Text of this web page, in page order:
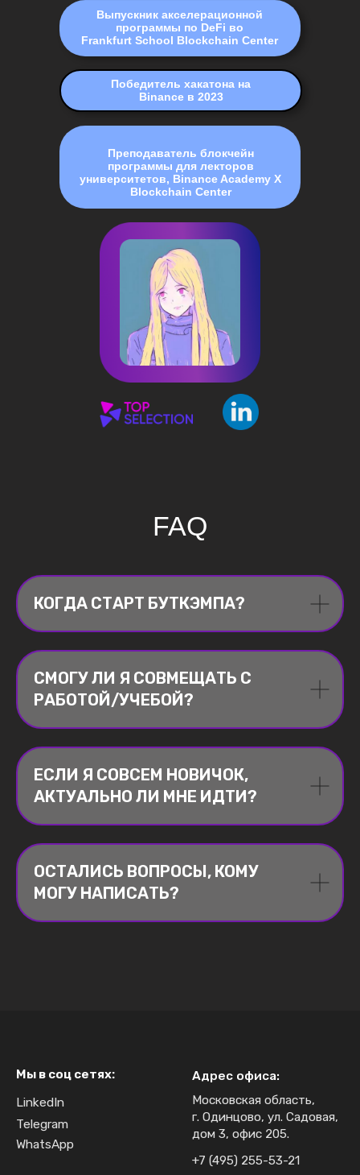
Преподаватель блокчейн
программы для лекторов
университетов, Binance Academy X
Blockchain Center
Победитель хакатона на
Binance в 2023
Выпускник акселерационной
программы по DeFi во
Frankfurt School Blockchain Center
FAQ
КОГДА СТАРТ БУТКЭМПА?
СМОГУ ЛИ Я СОВМЕЩАТЬ С
РАБОТОЙ/УЧЕБОЙ?
ЕСЛИ Я СОВСЕМ НОВИЧОК,
АКТУАЛЬНО ЛИ МНЕ ИДТИ?
ОСТАЛИСЬ ВОПРОСЫ, КОМУ
МОГУ НАПИСАТЬ?